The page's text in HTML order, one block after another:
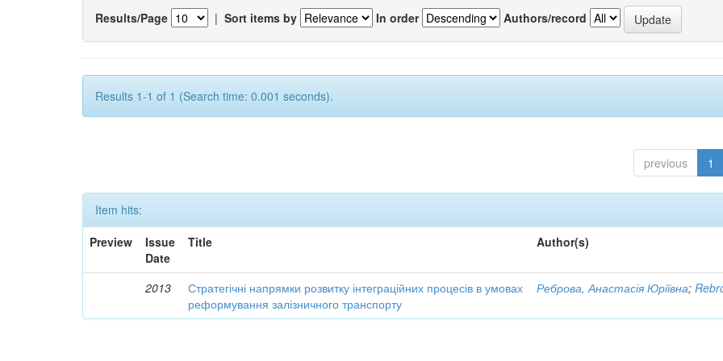
Results/Page | Sort items by In order Authors/record
Results 1-1 of 1 (Search time: 0.001 seconds).
previous 1
Item hits:
Preview
Issue
Date
Title Author(s)
2013
Стратегічні напрямки розвитку інтеграційних процесів в умовах
реформування залізничного транспорту
Реброва, Анастасія Юріївна;